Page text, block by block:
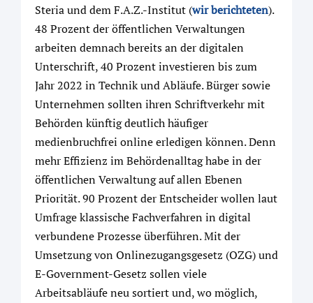
Steria und dem F.A.Z.-Institut (wir berichteten).
48 Prozent der öffentlichen Verwaltungen
arbeiten demnach bereits an der digitalen
Unterschrift, 40 Prozent investieren bis zum
Jahr 2022 in Technik und Abläufe. Bürger sowie
Unternehmen sollten ihren Schriftverkehr mit
Behörden künftig deutlich häufiger
medienbruchfrei online erledigen können. Denn
mehr Effizienz im Behördenalltag habe in der
öffentlichen Verwaltung auf allen Ebenen
Priorität. 90 Prozent der Entscheider wollen laut
Umfrage klassische Fachverfahren in digital
verbundene Prozesse überführen. Mit der
Umsetzung von Onlinezugangsgesetz (OZG) und
E-Government-Gesetz sollen viele
Arbeitsabläufe neu sortiert und, wo möglich,